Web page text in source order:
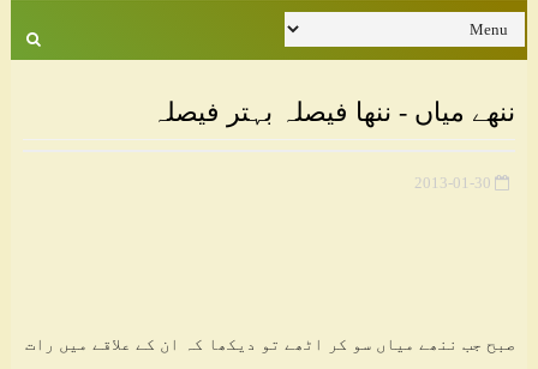
ننھے میاں - ننھا فیصلہ بہتر فیصلہ
2013-01-30
صبح جب ننھے میاں سو کر اٹھے تو دیکھا کہ ان کے علاقے میں رات